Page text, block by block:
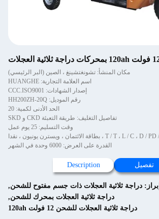
مكان المنشأ: تشونغتشينغ ، الصين (البر الرئيسي)
اسم العلامة التجارية: HUANGHE
إصدار الشهادات: CCC.ISO9001
رقم الموديل: HH200ZH-20Q
الحد الأدنى لكمية: 20
تفاصيل التغليف: طريقة التعبئة CKD و SKD
وقت التسليم: 25 يوم عمل
القدرة على العرض: 6000 وحدة في الشهر
تفصيل Description
إبراز: دراجة ثلاثية العجلات ذات جسم مفتوح للشحن,
دراجة ثلاثية العجلات بمحرك للشحن,
دراجة ثلاثية العجلات للشحن 12 فولت 120ah